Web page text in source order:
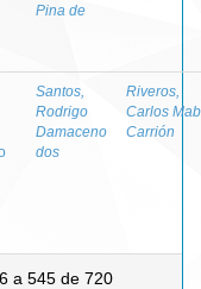
Pina de
Santos,
Rodrigo
Damaceno
dos
Riveros,
Carlos
Carrión
a 545 de 720